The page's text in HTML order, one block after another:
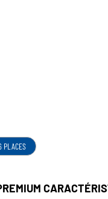
PLACES